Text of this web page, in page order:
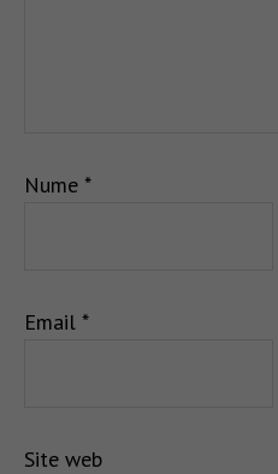
Nume *
Email *
Site web